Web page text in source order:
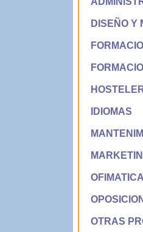
DISEÑO Y
IDIOMAS
OTRAS